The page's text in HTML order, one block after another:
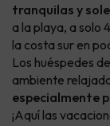
tranquilas y
a la playa, a
la costa sur en
Los huéspedes
ambiente
especialmente
¡Aquí las